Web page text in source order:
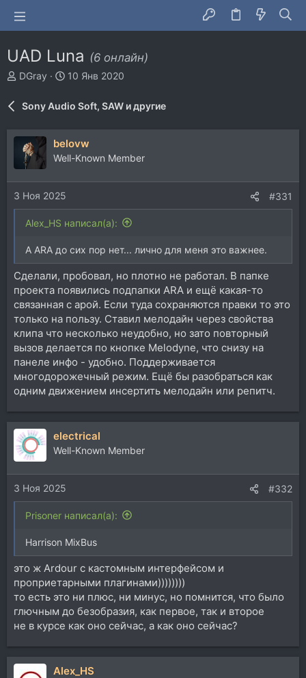
UAD Luna (6 онлайн)
А
т
р
т
е
м
DGray
Д
т
н
а
ч
10 Янв 2020
Sony Audio Soft, SAW и другие
belovw
Well-Known Member
3 Ноя 2025 #331
Alex_HS написал(а):
А ARA до сих пор нет... лично для меня это важнее.
Сделали, пробовал, но плотно не работал. В папке
проекта появились подпапки ARA и ещё какая-то
связанная с арой. Если туда сохраняются правки то это
только на пользу. Ставил мелодайн через свойства
клипа что несколько неудобно, но зато повторный
вызов делается по кнопке Melodyne, что снизу на
панеле инфо - удобно. Поддерживается
многодорожечный режим. Ещё бы разобраться как
одним движением инсертить мелодайн или репитч.
electrical
Well-Known Member
3 Ноя 2025 #332
Prisoner написал(а):
Harrison MixBus
это ж Ardour с кастомным интерфейсом и
проприетарными плагинами))))))))
то есть это ни плюс, ни минус, но помнится, что было
глючным до безобразия, как первое, так и второе
не в курсе как оно сейчас, а как оно сейчас?
Alex_HS